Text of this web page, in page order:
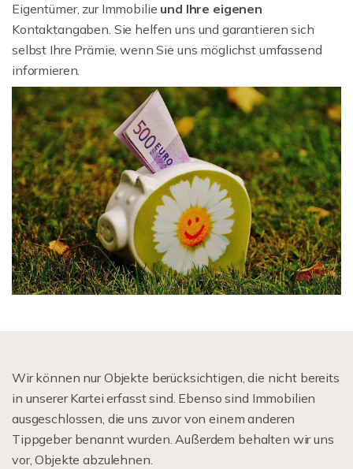
Eigentümer, zur Immobilie und Ihre eigenen
Kontaktangaben. Sie helfen uns und garantieren sich
selbst Ihre Prämie, wenn Sie uns möglichst umfassend
informieren.
Wir können nur Objekte berücksichtigen, die nicht bereits
in unserer Kartei erfasst sind. Ebenso sind Immobilien
ausgeschlossen, die uns zuvor von einem anderen
Tippgeber benannt wurden. Außerdem behalten wir uns
vor, Objekte abzulehnen.